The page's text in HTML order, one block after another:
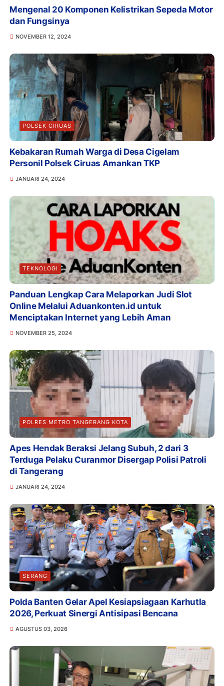
Mengenal 20 Komponen Kelistrikan Sepeda Motor
dan Fungsinya
NOVEMBER 12, 2024
POLSEK CIRUAS
Kebakaran Rumah Warga di Desa Cigelam
Personil Polsek Ciruas Amankan TKP
JANUARI 24, 2024
TEKNOLOGI
Panduan Lengkap Cara Melaporkan Judi Slot
Online Melalui Aduankonten.id untuk
Menciptakan Internet yang Lebih Aman
NOVEMBER 25, 2024
POLRES METRO TANGERANG KOTA
Apes Hendak Beraksi Jelang Subuh, 2 dari 3
Terduga Pelaku Curanmor Disergap Polisi Patroli
di Tangerang
JANUARI 24, 2024
SERANG
Polda Banten Gelar Apel Kesiapsiagaan Karhutla
2026, Perkuat Sinergi Antisipasi Bencana
AGUSTUS 03, 2026